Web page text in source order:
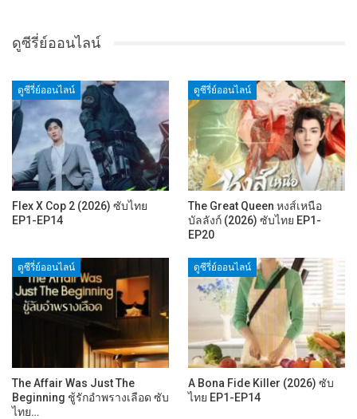
ดูซีรี่ย์ออนไลน์
ดูซีรี่ย์ออนไลน์
Flex X Cop 2 (2026) ซับไทย
EP1-EP14
ดูซีรี่ย์ออนไลน์
The Great Queen หงส์เหนือ
บัลลังก์ (2026) ซับไทย EP1-
EP20
ดูซีรี่ย์ออนไลน์
The Affair Was Just The
Beginning ชู้รักอำพรางเลือด ซับ
ไทย…
ดูซีรี่ย์ออนไลน์
A Bona Fide Killer (2026) ซับ
ไทย EP1-EP14